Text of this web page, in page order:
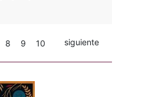
8 9 10 siguiente